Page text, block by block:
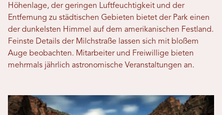
Höhenlage, der geringen Luftfeuchtigkeit und der
Entfernung zu städtischen Gebieten bietet der Park einen
der dunkelsten Himmel auf dem amerikanischen Festland.
Feinste Details der Milchstraße lassen sich mit bloßem
Auge beobachten. Mitarbeiter und Freiwillige bieten
mehrmals jährlich astronomische Veranstaltungen an.